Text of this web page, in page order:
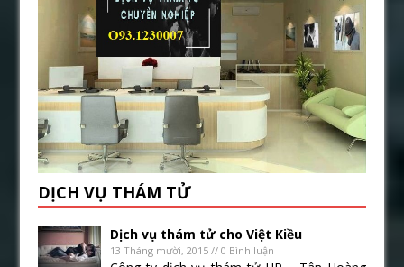
DỊCH VỤ THÁM TỬ
Dịch vụ thám tử cho Việt Kiều
13 Tháng mười, 2015 // 0 Bình luận